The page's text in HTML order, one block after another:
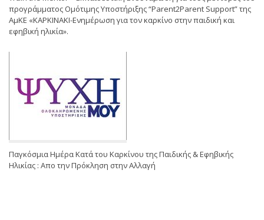
προγράμματος Ομότιμης Υποστήριξης “Parent2Parent Support” της
ΑμΚΕ «ΚΑΡΚΙΝΑΚΙ-Ενημέρωση για τον καρκίνο στην παιδική και
εφηβική ηλικία».
Παγκόσμια Ημέρα Κατά του Καρκίνου της Παιδικής & Εφηβικής
Ηλικίας : Απο την Πρόκληση στην Αλλαγή